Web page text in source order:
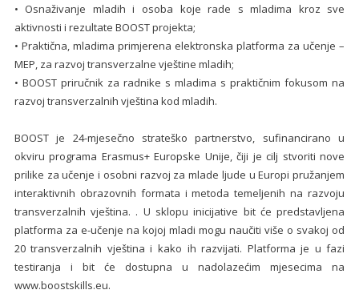
• Osnaživanje mladih i osoba koje rade s mladima kroz sve
aktivnosti i rezultate BOOST projekta;
• Praktična, mladima primjerena elektronska platforma za učenje –
MEP, za razvoj transverzalne vještine mladih;
• BOOST priručnik za radnike s mladima s praktičnim fokusom na
razvoj transverzalnih vještina kod mladih.
BOOST je 24-mjesečno strateško partnerstvo, sufinancirano u
okviru programa Erasmus+ Europske Unije, čiji je cilj stvoriti nove
prilike za učenje i osobni razvoj za mlade ljude u Europi pružanjem
interaktivnih obrazovnih formata i metoda temeljenih na razvoju
transverzalnih vještina. . U sklopu inicijative bit će predstavljena
platforma za e-učenje na kojoj mladi mogu naučiti više o svakoj od
20 transverzalnih vještina i kako ih razvijati. Platforma je u fazi
testiranja i bit će dostupna u nadolazećim mjesecima na
www.boostskills.eu.